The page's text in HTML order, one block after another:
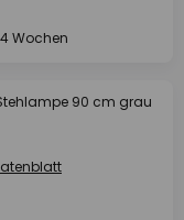
Wochen
90 cm grau